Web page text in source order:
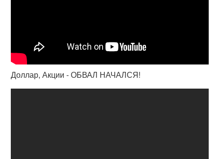
Доллар, Акции - ОБВАЛ НАЧАЛСЯ!